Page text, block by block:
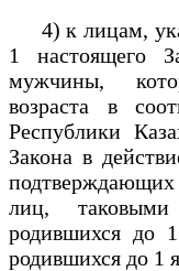
4) к лицам,
1 настоящего
мужчины,
возраста в
Республики
Закона в
лиц,
родившихся до
родившихся до 1